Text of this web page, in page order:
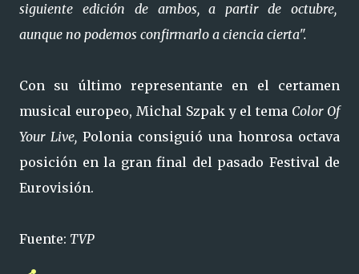
siguiente edición de ambos, a partir de octubre,
aunque no podemos confirmarlo a ciencia cierta".
Con su último representante en el certamen
musical europeo, Michal Szpak y el tema Color Of
Your Live, Polonia consiguió una honrosa octava
posición en la gran final del pasado Festival de
Eurovisión.
Fuente: TVP